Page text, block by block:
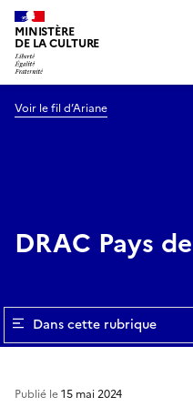
MINISTÈRE
DE LA CULTURE
Voir le fil d’Ariane
DRAC Pays
Dans cette rubrique
Publié le15 mai 2024